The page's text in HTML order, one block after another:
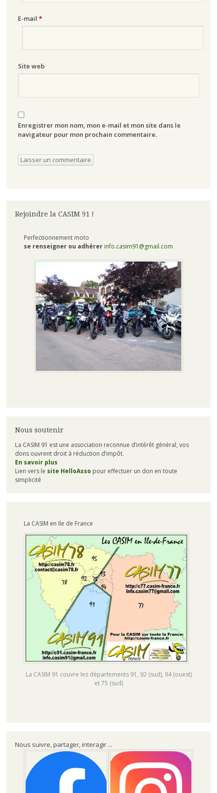
E-mail *
Site web
Enregistrer mon nom, mon e-mail et mon site dans le
navigateur pour mon prochain commentaire.
Rejoindre la CASIM 91 !
Perfectionnement moto
se renseigner ou adhérer info.casim91@gmail.com
Nous soutenir
La CASIM 91 est une association reconnue d’intérêt général, vos
dons ouvrent droit à réduction d’impôt.
En savoir plus
Lien vers le site HelloAsso pour effectuer un don en toute
simplicité
La CASIM en Ile de France
La CASIM 91 couvre les départements 91, 92 (sud), 94 (ouest)
et 75 (sud)
Nous suivre, partager, interagir ...